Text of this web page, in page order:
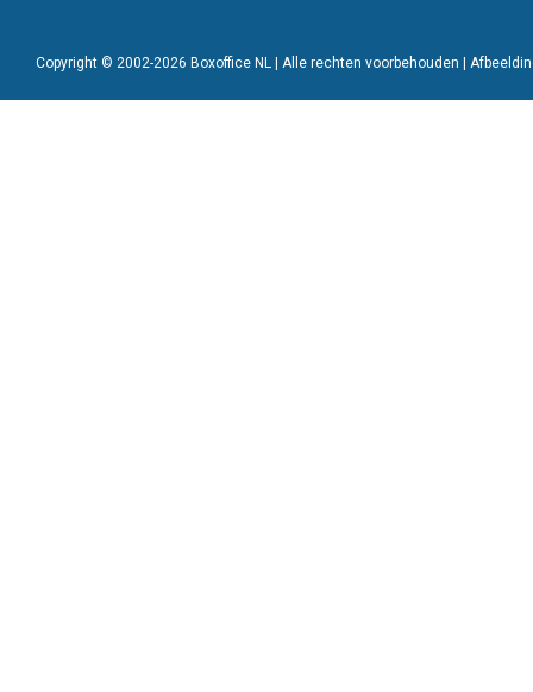
Copyright © 2002-2026 Boxoffice NL | Alle rechten voorbehouden |